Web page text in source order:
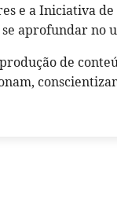
e a Iniciativa
se aprofundar no
de